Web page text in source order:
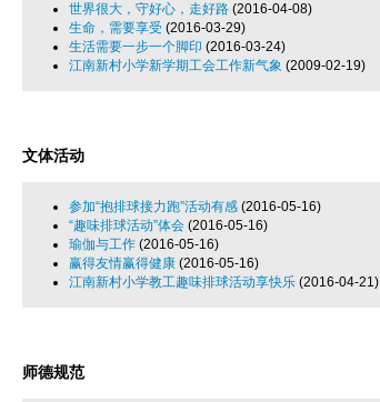
世界很大，守好心，走好路 (2016-04-08)
生命，需要享受 (2016-03-29)
生活需要一步一个脚印 (2016-03-24)
江南新村小学新学期工会工作新气象 (2009-02-19)
文体活动
参加“抱排球接力跑”活动有感 (2016-05-16)
“趣味排球活动”体会 (2016-05-16)
瑜伽与工作 (2016-05-16)
赢得友情赢得健康 (2016-05-16)
江南新村小学教工趣味排球活动享快乐 (2016-04-21)
师德规范